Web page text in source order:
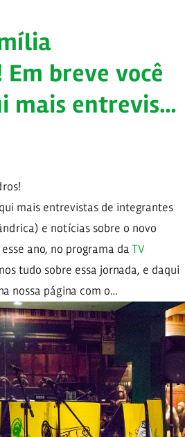
breve você
mais entrevis…
mais entrevistas de integrantes
e notícias sobre o novo
ano, no programa daTV
tudo sobre essa jornada, e daqui
nossa página com o…